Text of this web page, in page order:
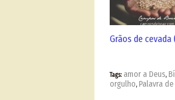
Grãos de cevada
Tags: amor a Deus,
orgulho, Palavra de